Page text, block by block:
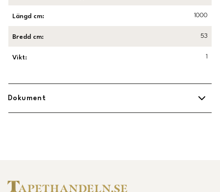
Längd cm: 1000
Bredd cm: 53
Vikt: 1
Dokument